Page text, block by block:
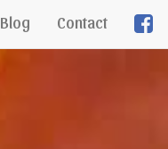
Blog Contact